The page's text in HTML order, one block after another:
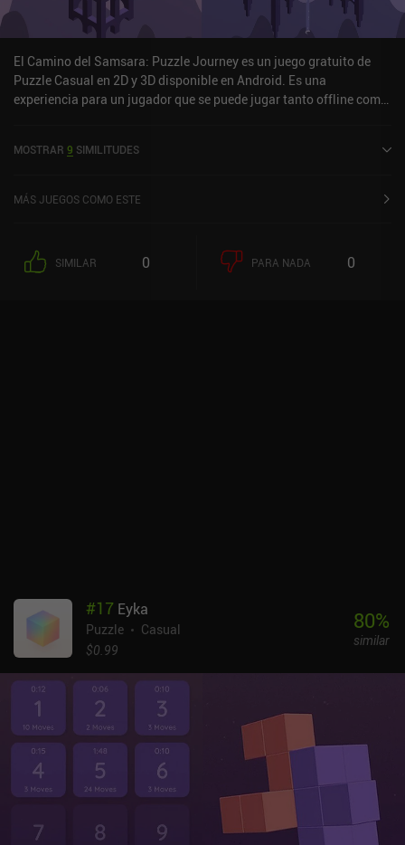
El Camino del Samsara: Puzzle Journey es un juego gratuito de
Puzzle Casual en 2D y 3D disponible en Android. Es una
experiencia para un jugador que se puede jugar tanto offline como
MOSTRAR 9 SIMILITUDES
MÁS JUEGOS COMO ESTE
SIMILAR 0 PARA NADA 0
#17 Eyka
Puzzle
Casual
$0.99
80%
similar